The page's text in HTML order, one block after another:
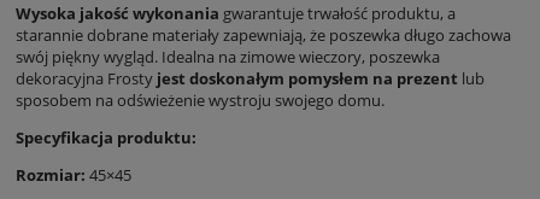
Wysoka jakość wykonania gwarantuje trwałość produktu, a
starannie dobrane materiały zapewniają, że poszewka długo zachowa
swój piękny wygląd. Idealna na zimowe wieczory, poszewka
dekoracyjna Frosty jest doskonałym pomysłem na prezent lub
sposobem na odświeżenie wystroju swojego domu.
Specyfikacja produktu:
Rozmiar: 45×45